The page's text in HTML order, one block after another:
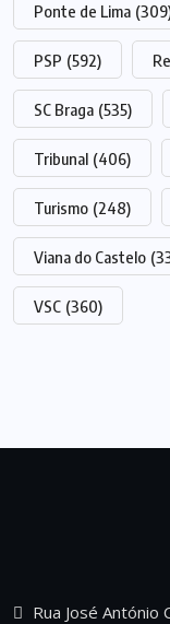
Ponte de Lima
PSP (592)
SC Braga (535)
Tribunal (406)
Turismo (248)
Viana do Castelo
VSC (360)
Rua José António